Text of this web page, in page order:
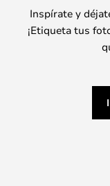
Inspírate y
¡Etiqueta tus